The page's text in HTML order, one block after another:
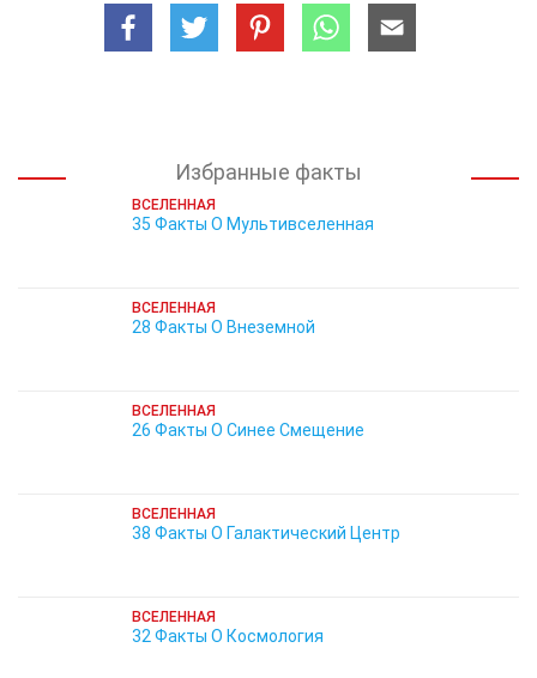
Избранные факты
ВСЕЛЕННАЯ
35 Факты О Мультивселенная
ВСЕЛЕННАЯ
28 Факты О Внеземной
ВСЕЛЕННАЯ
26 Факты О Синее Смещение
ВСЕЛЕННАЯ
38 Факты О Галактический Центр
ВСЕЛЕННАЯ
32 Факты О Космология